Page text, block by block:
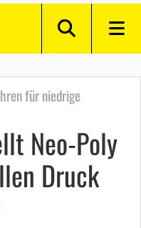
für niedrige
Neo-Poly
Druck